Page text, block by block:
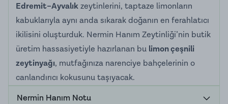
Edremit–Ayvalıkzeytinlerini, taptaze limonların
kabuklarıyla aynı anda sıkarak doğanın en ferahlatıcı
ikilisini oluşturduk. Nermin Hanım Zeytinliği’nin butik
üretim hassasiyetiyle hazırlanan bu limon çeşnili
zeytinyağı, mutfağınıza narenciye bahçelerinin o
canlandırıcı kokusunu taşıyacak.
🍋 Gerçek Meyve ile Eş Zamanlı Soğuk Sıkım
Nermin Hanım Notu